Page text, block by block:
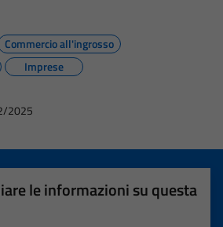
Commercio all'ingrosso
Imprese
2025
le informazioni su questa